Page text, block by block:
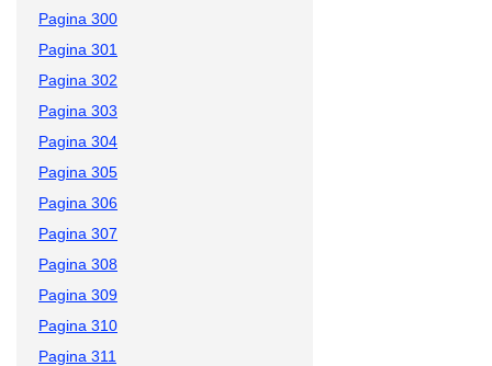
Pagina 300
Pagina 301
Pagina 302
Pagina 303
Pagina 304
Pagina 305
Pagina 306
Pagina 307
Pagina 308
Pagina 309
Pagina 310
Pagina 311